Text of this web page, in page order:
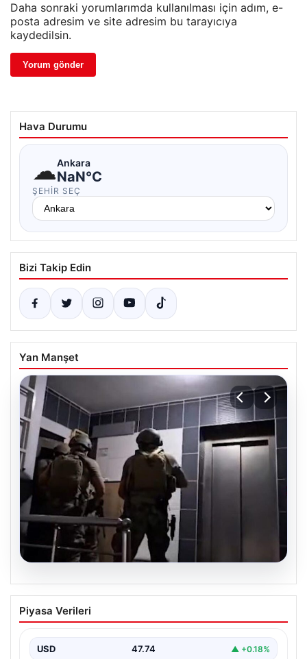
Daha sonraki yorumlarımda kullanılması için adım, e-
posta adresim ve site adresim bu tarayıcıya
kaydedilsin.
Hava Durumu
☁Ankara
NaN°C
ŞEHIR SEÇ
Bizi Takip Edin
Yan Manşet
07.08.2026
İntihar Eden Kişinin Mektubunda Ortaya
Çıkan İsimler ile Milyarlık Tefecilik
Elazığ’da, tefecilere borçlandığını belirterek yaşamına
Piyasa Verileri
USD 47.74 ▲ +0.18%